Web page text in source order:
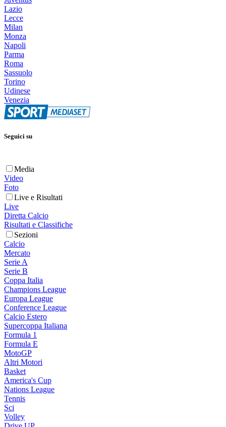
Lazio
Lecce
Milan
Monza
Napoli
Parma
Roma
Sassuolo
Torino
Udinese
Venezia
Seguici su
Media
Video
Foto
Live e Risultati
Live
Diretta Calcio
Risultati e Classifiche
Sezioni
Calcio
Mercato
Serie A
Serie B
Coppa Italia
Champions League
Europa League
Conference League
Calcio Estero
Supercoppa Italiana
Formula 1
Formula E
MotoGP
Altri Motori
Basket
America's Cup
Nations League
Tennis
Sci
Volley